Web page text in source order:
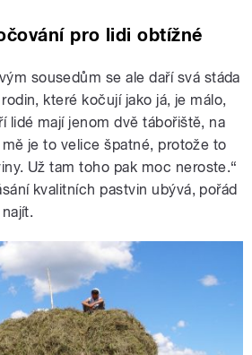
pro lidi obtížné
sousedům se ale daří svá stáda
které kočují jako já, je málo,
lidé mají jenom dvě tábořiště, na
je to velice špatné, protože to
Už tam toho pak moc neroste.“
kvalitních pastvin ubývá, pořád